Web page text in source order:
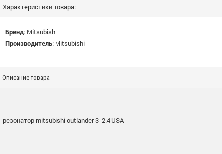
Характеристики товара:
Бренд: Mitsubishi
Производитель: Mitsubishi
Описание товара
резонатор mitsubishi outlander 3 2.4 USA